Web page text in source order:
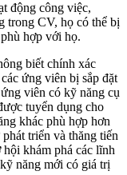
động công việc,
trong CV, họ có thể bị
hợp với họ.
biết chính xác
ứng viên bị sắp đặt
viên có kỹ năng cụ
tuyển dụng cho
khác phù hợp hơn
triển và thăng tiến
khám phá các lĩnh
năng mới có giá trị